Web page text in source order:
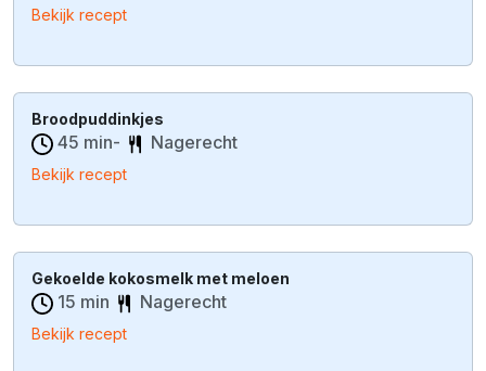
Bekijk recept
Broodpuddinkjes
45 min- Nagerecht
Bekijk recept
Gekoelde kokosmelk met meloen
15 min Nagerecht
Bekijk recept